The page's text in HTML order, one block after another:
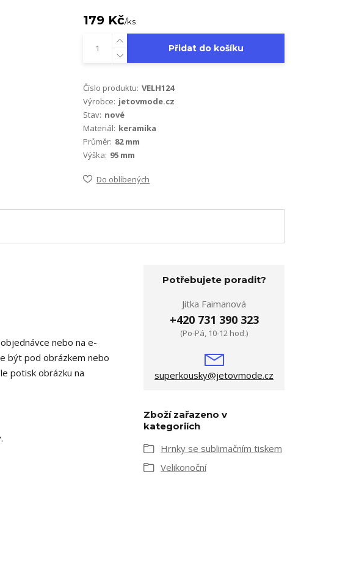
179 Kč/ks
Přidat do košíku
Číslo produktu: VELH124
Výrobce: jetovmode.cz
Stav: nové
Materiál: keramika
Průměr: 82 mm
Výška: 95 mm
Do oblíbených
nebo na e-
být pod obrázkem nebo
potisk obrázku na
Potřebujete poradit?
Jitka Faimanová
+420 731 390 323
(Po-Pá, 10-12 hod.)
superkousky@jetovmode.cz
Zboží zařazeno v
kategoriích
Hrnky se sublimačním tiskem
Velikonoční